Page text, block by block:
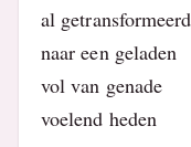
al getransformeerd
naar een geladen
vol van genade
voelend heden